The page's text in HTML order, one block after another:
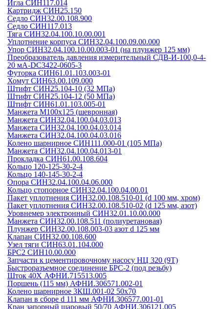
Игла СИН117.014
Картридж СИН25.150
Седло СИН32.00.108.900
Седло СИН117.013
Тяга СИН32.04.100.10.00.001
Уплотнение корпуса СИН32.04.100.09.00.000
Упор СИН32.04.100.10.00.003-01 (на плунжер 125 мм)
Преобразователь давления измерительный СДВ-И-100,0-4-
20 мА-DC3422-0605-3
Футорка СИН61.01.103.003-01
Хомут СИН63.00.109.000
Штифт СИН25.104-10 (32 МПа)
Штифт СИН25.104-12 (50 МПа)
Штифт СИН61.01.103.005-01
Манжета М100х125 (шевронная)
Манжета СИН32.04.100.04.03.013
Манжета СИН32.04.100.04.03.014
Манжета СИН32.04.100.04.03.016
Колено шарнирное СИН111.000-01 (105 МПа)
Манжета СИН32.04.100.04.013-01
Прокладка СИН61.00.108.604
Кольцо 120-125-30-2-4
Кольцо 140-145-30-2-4
Опора СИН32.04.100.04.06.000
Кольцо стопорное СИН32.04.100.04.00.01
Пакет уплотнения СИН32.00.108.510-01 (d 100 мм, хром)
Пакет уплотнения СИН32.00.108.510-02 (d 125 мм, азот)
Уровнемер электронный СИН32.01.10.00.000
Манжета СИН32.00.108.511 (полиуретановая)
Плунжер СИН32.00.108.003-03 азот d 125 мм
Клапан СИН32.00.108.600
Узел тяги СИН63.01.104.000
БРС2 СИН10.00.000
Запчасти к цементировочному насосу НЦ 320 (9Т)
Быстроразъемное соединение БРС-2 (под резьбу)
Шток 40Х АФНИ.715513.005
Поршень (115 мм) АФНИ.306571.002-01
Колено шарнирное 3КШ.001-02 50х70
Клапан в сборе d 111 мм АФНИ.306577.001-01
Кран запорный шаровый 50/70 АФНИ.306121.005